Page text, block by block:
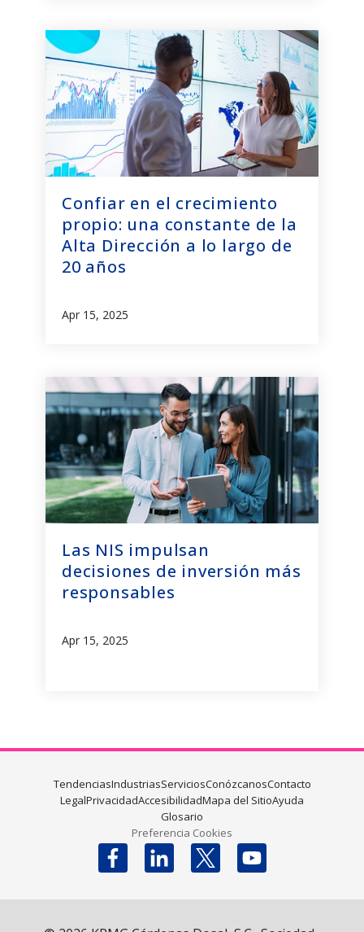
Confiar en el crecimiento
propio: una constante de la
Alta Dirección a lo largo de
20 años
Apr 15, 2025
Las NIS impulsan
decisiones de inversión más
responsables
Apr 15, 2025
TendenciasIndustriasServiciosConózcanosContacto
LegalPrivacidadAccesibilidadMapa del SitioAyuda
Glosario
Preferencia Cookies
Follow us on X